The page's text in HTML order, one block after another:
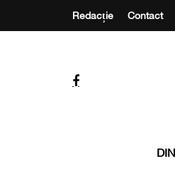
Redacție Contact